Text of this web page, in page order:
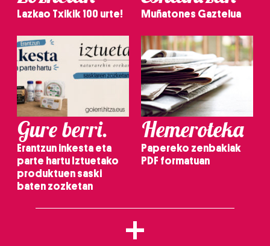
Lazkao Txikik 100 urte! Muñatones Gaztelua
Gure berri.
Erantzun inkesta eta
parte hartu Iztuetako
produktuen saski
baten zozketan
Hemeroteka
Papereko zenbakiak
PDF formatuan
+